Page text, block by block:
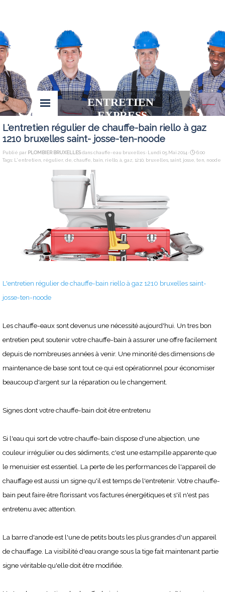
ENTRETIEN
EXPRESS
L'entretien régulier de chauffe-bain riello à gaz
1210 bruxelles saint- josse-ten-noode
Publié par PLOMBIER BRUXELLESdanschauffe-eau bruxelles· Lundi 05 Mai 2014 ·
6:00
Tags: L'entretien régulier de chauffe bain riello à gaz 1210 bruxelles saint josse ten noode
L'entretien régulier de chauffe-bain riello à gaz 1210 bruxelles saint-
josse-ten-noode
Les chauffe-eaux sont devenus une nécessité aujourd'hui. Un tres bon
entretien peut soutenir votre chauffe-bain à assurer une offre facilement
depuis de nombreuses années à venir. Une minorité des dimensions de
maintenance de base sont tout ce qui est opérationnel pour économiser
beaucoup d'argent sur la réparation ou le changement.
Signes dont votre chauffe-bain doit être entretenu
Si l'eau qui sort de votre chauffe-bain dispose d'une abjection, une
couleur irrégulier ou des sédiments, c'est une estampille apparente que
le menuisier est essentiel. La perte de les performances de l'appareil de
chauffage est aussi un signe qu'il est temps de l'entretenir. Votre chauffe-
bain peut faire être florissant vos factures énergétiques et s'il n'est pas
entretenu avec attention.
La barre d'anode est l'une de petits bouts les plus grandes d'un appareil
de chauffage. La visibilité d'eau orange sous la tige fait maintenant partie
signe véritable qu'elle doit être modifiée.